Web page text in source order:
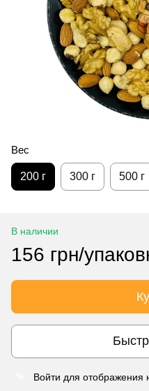
Вес
200 г 300 г 500 г
В наличии
156 грн/
Войти для отображения